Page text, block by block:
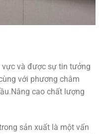
và được sự tin tưởng
với phương châm
cao chất lượng
sản xuất là một vấn